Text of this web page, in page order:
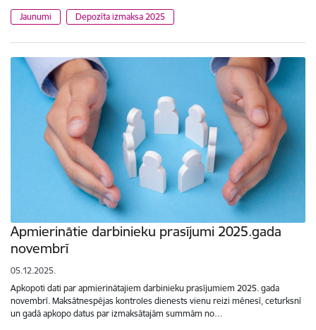
Jaunumi Depozīta izmaksa 2025
Apmierinātie darbinieku prasījumi 2025.gada
novembrī
05.12.2025.
Apkopoti dati par apmierinātajiem darbinieku prasījumiem 2025. gada
novembrī. Maksātnespējas kontroles dienests vienu reizi mēnesī, ceturksnī
un gadā apkopo datus par izmaksātajām summām no…